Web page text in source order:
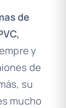
de
y
de
su
mucho